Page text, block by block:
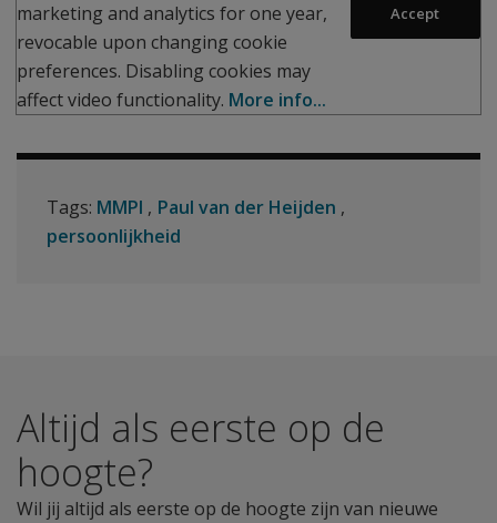
marketing and analytics for one year,
revocable upon changing cookie
preferences. Disabling cookies may
affect video functionality. More info...
Accept
Tags: MMPI
Paul van der Heijden
persoonlijkheid
Altijd als eerste op de
hoogte?
Wil jij altijd als eerste op de hoogte zijn van nieuwe